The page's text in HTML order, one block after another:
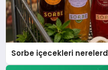
Sorbe içecekleri